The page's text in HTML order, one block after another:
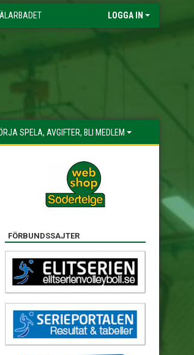
LOGGA IN
SPELA, AVGIFTER, BLI MEDLEM
FÖRBUNDSSAJTER